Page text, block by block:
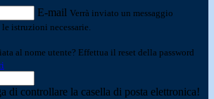
E-mail Verrà inviato un messaggio
istruzioni necessarie.
al nome utente? Effettua il reset della password
di controllare la casella di posta elettronica!